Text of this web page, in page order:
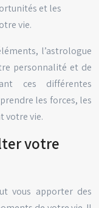
et les
vie.
l’astrologue
personnalité et de
ces différentes
les forces, les
votre vie.
votre
vous apporter des